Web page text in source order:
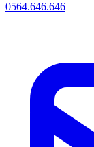
0564.646.646